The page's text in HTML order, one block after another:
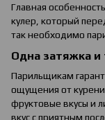
Главная
кулер, который
так необходимо
Одна затяжка и
Парильщикам
ощущения от
фруктовые вкусы и
вкус с приятным